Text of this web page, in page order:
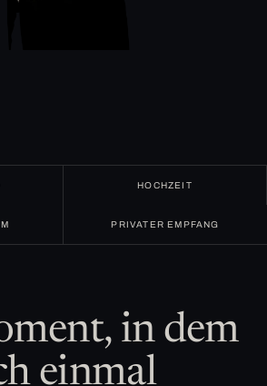
HOCHZEIT
PRIVATER EMPFANG
in dem
einmal